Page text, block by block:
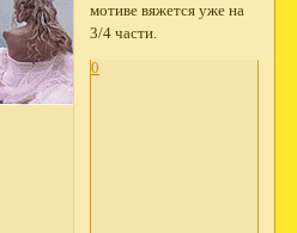
мотиве вяжется уже на
3/4 части.
0